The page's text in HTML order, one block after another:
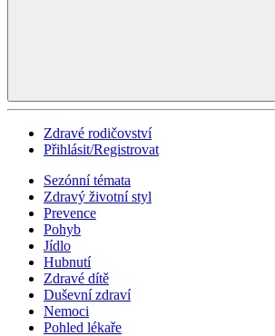
Zdravé rodičovství
Přihlásit/Registrovat
Sezónní témata
Zdravý životní styl
Prevence
Pohyb
Jídlo
Hubnutí
Zdravé dítě
Duševní zdraví
Nemoci
Pohled lékaře